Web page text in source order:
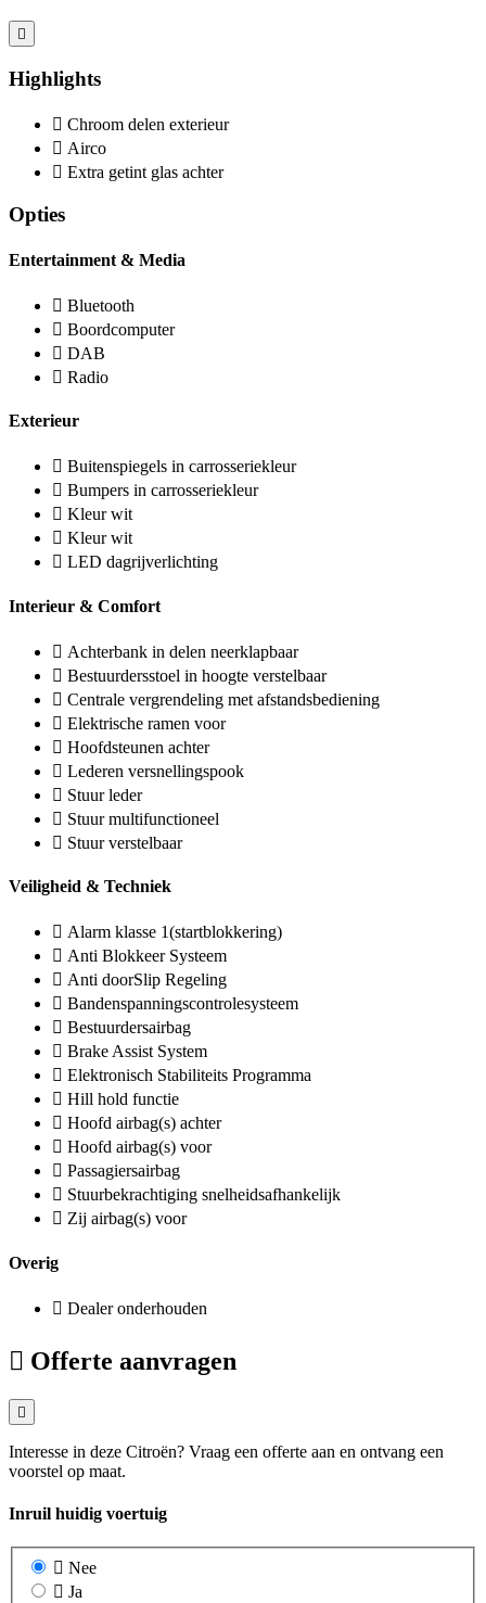
Highlights
Chroom delen exterieur
Airco
Extra getint glas achter
Opties
Entertainment & Media
Bluetooth
Boordcomputer
DAB
Radio
Exterieur
Buitenspiegels in carrosseriekleur
Bumpers in carrosseriekleur
Kleur wit
Kleur wit
LED dagrijverlichting
Interieur & Comfort
Achterbank in delen neerklapbaar
Bestuurdersstoel in hoogte verstelbaar
Centrale vergrendeling met afstandsbediening
Elektrische ramen voor
Hoofdsteunen achter
Lederen versnellingspook
Stuur leder
Stuur multifunctioneel
Stuur verstelbaar
Veiligheid & Techniek
Alarm klasse 1(startblokkering)
Anti Blokkeer Systeem
Anti doorSlip Regeling
Bandenspanningscontrolesysteem
Bestuurdersairbag
Brake Assist System
Elektronisch Stabiliteits Programma
Hill hold functie
Hoofd airbag(s) achter
Hoofd airbag(s) voor
Passagiersairbag
Stuurbekrachtiging snelheidsafhankelijk
Zij airbag(s) voor
Overig
Dealer onderhouden
Offerte aanvragen
Interesse in deze Citroën? Vraag een offerte aan en ontvang een
voorstel op maat.
Inruil huidig voertuig
Nee
Ja